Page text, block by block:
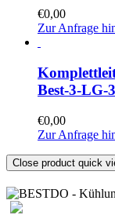
€0,00
Zur Anfrage
Best-3-LG-
€0,00
Zur Anfrage
Close product quick